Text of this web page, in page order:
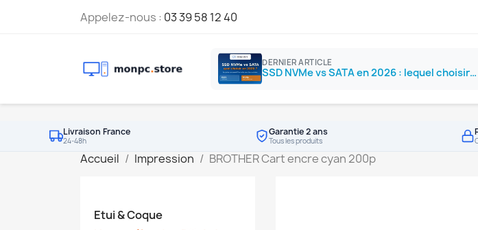
Appelez-nous : 03 39 58 12 40
DERNIER ARTICLE
SSD NVMe vs SATA en 2026 : lequel choisir ?
Livraison France
24-48h
Garantie 2 ans
Tous les produits
Accueil Impression BROTHER Cart encre cyan 200p
Etui & Coque